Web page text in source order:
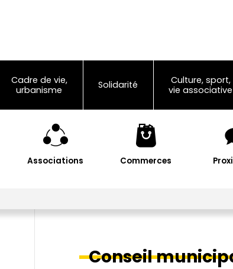
Cadre de vie,
urbanisme
Solidarité
Culture, sport,
vie associative
Associations Commerces
Conseil